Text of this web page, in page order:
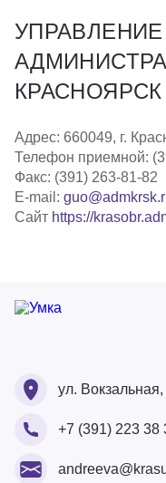
КРАСНОЯРСК
Адрес: 660049, г.
Телефон приемной:
Факс: (391) 263-81-82
E-mail:
Сайт https://
ул. Вокзальная,
+7 (391) 223 38
Ваш Email
Ваш номер
Ваше ФИО